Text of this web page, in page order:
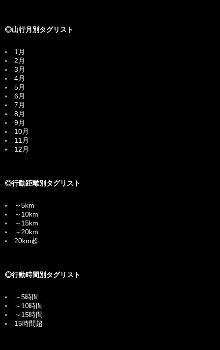
◎山行月別タグリスト
1月
2月
3月
4月
5月
6月
7月
8月
9月
10月
11月
12月
◎行動距離別タグリスト
～5km
～10km
～15km
～20km
20km超
◎行動時間別タグリスト
～5時間
～10時間
～15時間
15時間超